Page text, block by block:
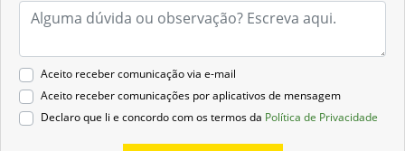
Aceito receber comunicação via e-mail
Aceito receber comunicações por aplicativos de mensagem
Declaro que li e concordo com os termos da Política de Privacidade